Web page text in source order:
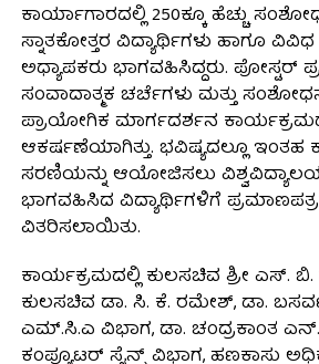
ಕಾರ್ಯಾಗಾರದಲ್ಲಿ 250ಕ್ಕೂ ಹೆಚ್ಚು
ಸ್ನಾತಕೋತ್ತರ ವಿದ್ಯಾರ್ಥಿಗಳು ಹಾಗೂ
ಅಧ್ಯಾಪಕರು ಭಾಗವಹಿಸಿದ್ದರು. ಪೋಸ್ಟರ್
ಸಂವಾದಾತ್ಮಕ ಚರ್ಚೆಗಳು ಮತ್ತು
ಪ್ರಾಯೋಗಿಕ ಮಾರ್ಗದರ್ಶನ
ಆಕರ್ಷಣೆಯಾಗಿತ್ತು. ಭವಿಷ್ಯದಲ್ಲೂ ಇಂತಹ
ಸರಣಿಯನ್ನು ಆಯೋಜಿಸಲು
ಭಾಗವಹಿಸಿದ ವಿದ್ಯಾರ್ಥಿಗಳಿಗೆ
ವಿತರಿಸಲಾಯಿತು.
ಕಾರ್ಯಕ್ರಮದಲ್ಲಿ ಕುಲಸಚಿವ ಶ್ರೀ ಎಸ್. ಬಿ.
ಕುಲಸಚಿವ ಡಾ. ಸಿ. ಕೆ. ರಮೇಶ್, ಡಾ.
ಎಮ್.ಸಿ.ಎ ವಿಭಾಗ, ಡಾ. ಚಂದ್ರಕಾಂತ ಎನ್.
ಕಂಪ್ಯೂಟರ್ ಸೈನ್ಸ್ ವಿಭಾಗ, ಹಣಕಾಸು